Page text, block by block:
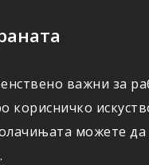
важни за
можете да
.